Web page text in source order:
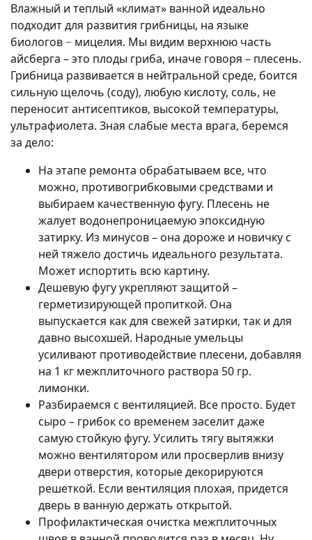
Влажный и теплый «климат» ванной идеально
подходит для развития грибницы, на языке
биологов − мицелия. Мы видим верхнюю часть
айсберга – это плоды гриба, иначе говоря – плесень.
Грибница развивается в нейтральной среде, боится
сильную щелочь (соду), любую кислоту, соль, не
переносит антисептиков, высокой температуры,
ультрафиолета. Зная слабые места врага, беремся
за дело:
На этапе ремонта обрабатываем все, что
можно, противогрибковыми средствами и
выбираем качественную фугу. Плесень не
жалует водонепроницаемую эпоксидную
затирку. Из минусов – она дороже и новичку с
ней тяжело достичь идеального результата.
Может испортить всю картину.
Дешевую фугу укрепляют защитой –
герметизирующей пропиткой. Она
выпускается как для свежей затирки, так и для
давно высохшей. Народные умельцы
усиливают противодействие плесени, добавляя
на 1 кг межплиточного раствора 50 гр.
лимонки.
Разбираемся с вентиляцией. Все просто. Будет
сыро – грибок со временем заселит даже
самую стойкую фугу. Усилить тягу вытяжки
можно вентилятором или просверлив внизу
двери отверстия, которые декорируются
решеткой. Если вентиляция плохая, придется
дверь в ванную держать открытой.
Профилактическая очистка межплиточных